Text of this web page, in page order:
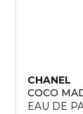
CHANEL
COCO
EAU DE